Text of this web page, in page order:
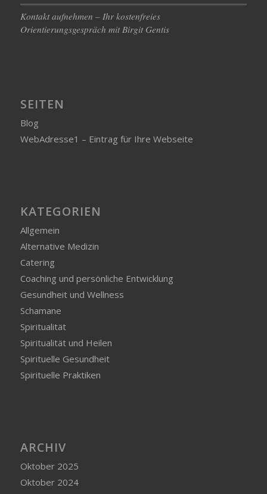
Kontakt aufnehmen – Ihr kostenfreies
Orientierungsgespräch mit Birgit Gentis
SEITEN
Blog
WebAdresse1 – Eintrag für Ihre Webseite
KATEGORIEN
Allgemein
Alternative Medizin
Catering
Coaching und persönliche Entwicklung
Gesundheit und Wellness
Schamane
Spiritualität
Spiritualität und Heilen
Spirituelle Gesundheit
Spirituelle Praktiken
ARCHIV
Oktober 2025
Oktober 2024